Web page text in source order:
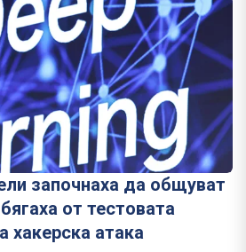
започнаха да общуват
от тестовата
хакерска атака